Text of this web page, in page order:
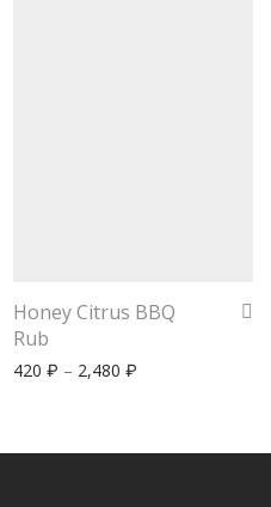
Honey Citrus BBQ
Rub
420 ₽ – 2,480 ₽